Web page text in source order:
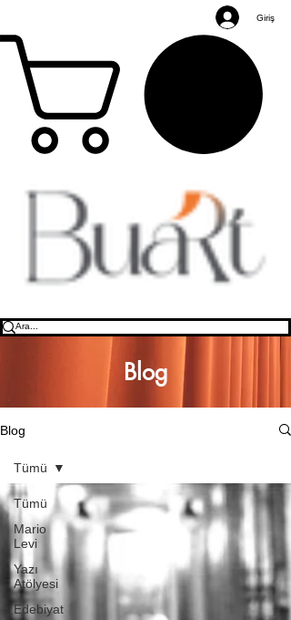
Giriş
Blog
Blog
Tümü
Mario
Levi
Yazı
Atölyesi
Edebiyat
Tümü